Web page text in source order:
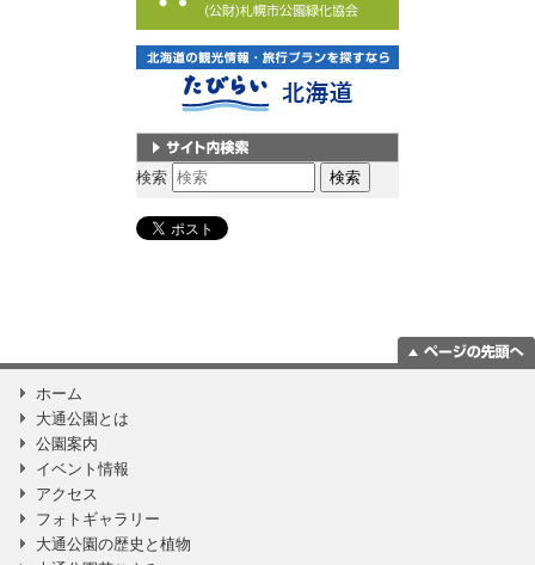
サイト内検索
検索
ホーム
大通公園とは
公園案内
イベント情報
アクセス
フォトギャラリー
大通公園の歴史と植物